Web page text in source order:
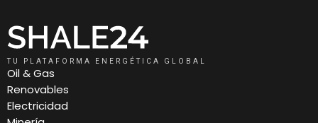
TU PLATAFORMA ENERGÉTICA GLOBAL
Oil & Gas
Renovables
Electricidad